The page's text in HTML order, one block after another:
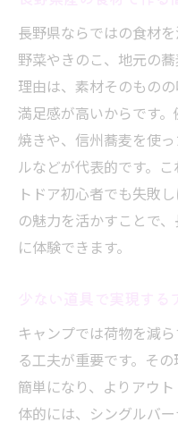
長野県ならではの食材
野菜やきのこ、地元の
理由は、素材そのもの
満足感が高いからです
焼きや、信州蕎麦を使
ルなどが代表的です。
トドア初心者でも失敗
の魅力を活かすことで
に体験できます。
キャンプでは荷物を減
る工夫が重要です。そ
簡単になり、よりアウ
体的には、シングルバ